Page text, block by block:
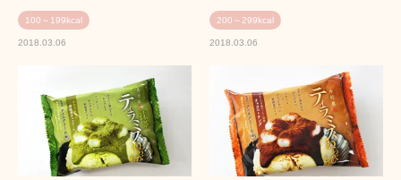
100～199kcal
2018.03.06
200～299kcal
2018.03.06